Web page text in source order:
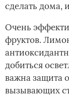
сделать дома,
Очень
фруктов.
добиться
важна защита
вызывающих